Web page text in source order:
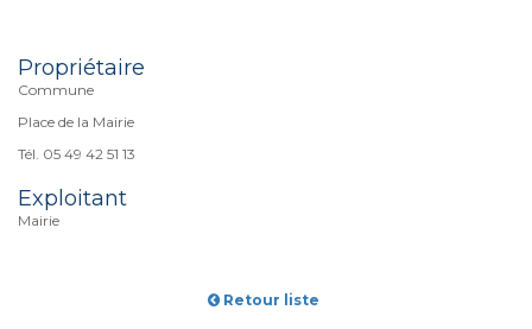
Propriétaire
Commune
Place de la Mairie
Tél. 05 49 42 51 13
Exploitant
Mairie
Retour liste